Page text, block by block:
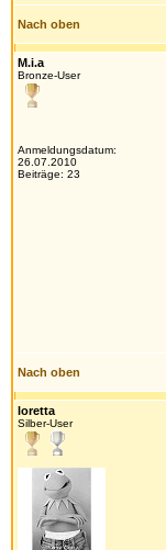
Nach oben
M.i.a
Bronze-User
Anmeldungsdatum:
26.07.2010
Beiträge: 23
Nach oben
loretta
Silber-User